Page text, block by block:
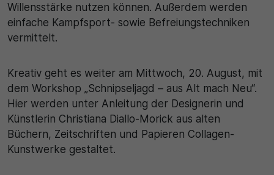
Willensstärke nutzen können. Außerdem werden
einfache Kampfsport- sowie Befreiungstechniken
vermittelt.
Kreativ geht es weiter am Mittwoch, 20. August, mit
dem Workshop „Schnipseljagd – aus Alt mach Neu“.
Hier werden unter Anleitung der Designerin und
Künstlerin Christiana Diallo-Morick aus alten
Büchern, Zeitschriften und Papieren Collagen-
Kunstwerke gestaltet.
30 Minuten
Wird für statistische Zwecke verwendet, um
vorübergehende Daten des Besuchs zu speichern.